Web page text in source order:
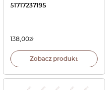
51717237195
138,00zł
Zobacz produkt